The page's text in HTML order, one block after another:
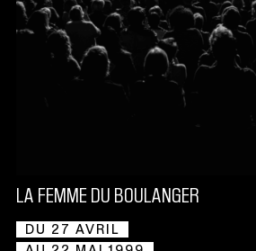
LA FEMME DU BOULANGER
DU 27 AVRIL